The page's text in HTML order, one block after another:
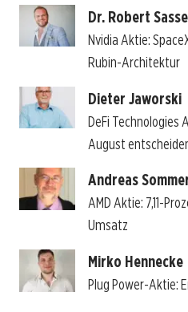
Dr. Robert Sasse
Nvidia Aktie:
Rubin-Architektur
Dieter Jaworski
DeFi Technologies
August
Andreas
AMD Aktie: 7,11-
Umsatz
Mirko Hennecke
Plug Power-Aktie: